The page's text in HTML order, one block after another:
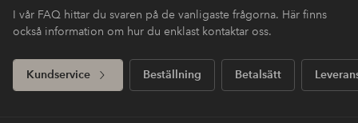
I vår FAQ hittar du svaren på de vanligaste frågorna. Här finns
också information om hur du enklast kontaktar oss.
Kundservice Beställning Betalsätt